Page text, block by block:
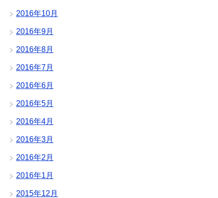
2016年10月
2016年9月
2016年8月
2016年7月
2016年6月
2016年5月
2016年4月
2016年3月
2016年2月
2016年1月
2015年12月